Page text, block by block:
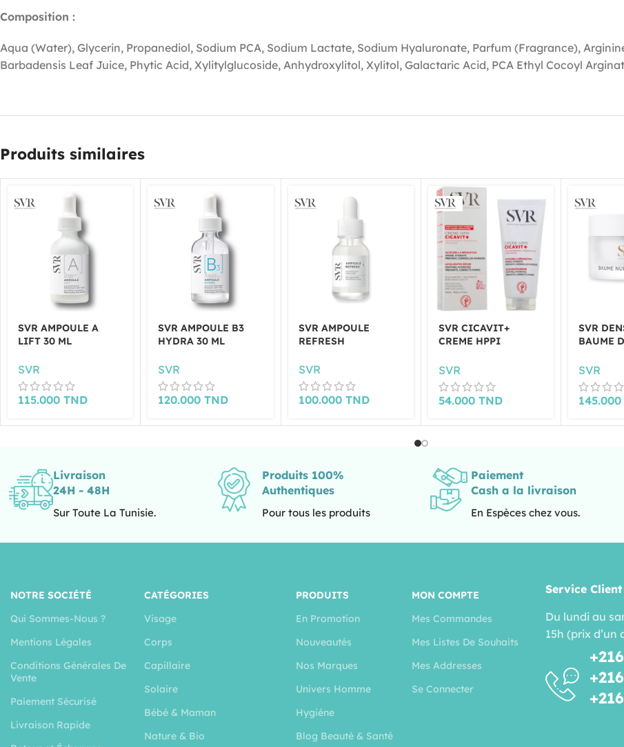
Composition :
Aqua (Water), Glycerin, Propanediol, Sodium PCA, Sodium Lactate, Sodium Hyaluronate, Parfum (Fragrance),
Barbadensis Leaf Juice, Phytic Acid, Xylitylglucoside, Anhydroxylitol, Xylitol, Galactaric Acid, PCA Ethyl Cocoyl
Produits similaires
SVR AMPOULE A
LIFT 30 ML
SVR
115.000 TND
SVR AMPOULE B3
HYDRA 30 ML
SVR
120.000TND
SVR AMPOULE
REFRESH
SVR
100.000 TND
SVR CICAVIT+
CREME HPPI
MARQUES 100ML
SVR
54.000 TND
SVR
BAUME
SVR
Livraison
24H - 48H
Sur Toute La Tunisie.
Produits 100%
Authentiques
Pour tous les produits
Paiement
Cash a la livraison
En Espèces chez vous.
NOTRE SOCIÉTÉ
Qui Sommes-Nous ?
Mentions Légales
Conditions Générales De
Vente
Paiement Sécurisé
Livraison Rapide
CATÉGORIES
Visage
Corps
Capillaire
Solaire
Bébé & Maman
Nature & Bio
PRODUITS
En Promotion
Nouveautés
Nos Marques
Univers Homme
Hygiéne
Blog Beauté & Santé
MON COMPTE
Mes Commandes
Mes Listes De Souhaits
Mes Addresses
Se Connecter
Service Client
Du lundi au
15h (prix d’un